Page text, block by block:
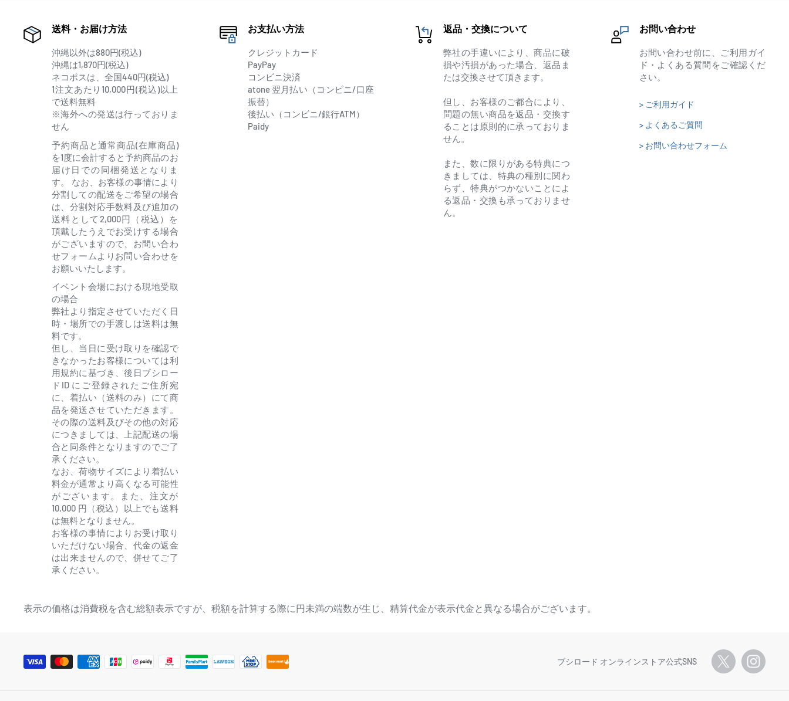
送料・お届け方法
沖縄以外は880円(税込)
沖縄は1,870円(税込)
ネコポスは、全国440円(税込)
1注文あたり10,000円(税込)以上
で送料無料
※海外への発送は行っておりま
せん
予約商品と通常商品(在庫商品)
を1度に会計すると予約商品のお
届け日での同梱発送となりま
す。 なお、お客様の事情により
分割しての配送をご希望の場合
は、分割対応手数料及び追加の
送料として2,000円（税込）を
頂戴したうえでお受けする場合
がございますので、お問い合わ
せフォームよりお問い合わせを
お願いいたします。
イベント会場における現地受取
の場合
弊社より指定させていただく日
時・場所での手渡しは送料は無
料です。
但し、当日に受け取りを確認で
きなかったお客様については利
用規約に基づき、後日ブシロー
ドID にご登録されたご住所宛
に、着払い（送料のみ）にて商
品を発送させていただきます。
その際の送料及びその他の対応
につきましては、上記配送の場
合と同条件となりますのでご了
承ください。
なお、荷物サイズにより着払い
料金が通常より高くなる可能性
がございます。また、注文が
10,000 円（税込）以上でも送料
は無料となりません。
お客様の事情によりお受け取り
いただけない場合、代金の返金
は出来ませんので、併せてご了
承ください。
お支払い方法
クレジットカード
PayPay
コンビニ決済
atone 翌月払い（コンビニ/口座
振替）
後払い（コンビニ/銀行ATM）
Paidy
返品・交換について
弊社の手違いにより、商品に破
損や汚損があった場合、返品ま
たは交換させて頂きます。
但し、お客様のご都合により、
問題の無い商品を返品・交換す
ることは原則的に承っておりま
せん。
また、数に限りがある特典につ
きましては、特典の種別に関わ
らず、特典がつかないことによ
る返品・交換も承っておりませ
ん。
お問い合わせ
お問い合わせ前に、ご利用ガイ
ド・よくある質問をご確認くだ
さい。
> ご利用ガイド
> よくあるご質問
> お問い合わせフォーム
表示の価格は消費税を含む総額表示ですが、税額を計算する際に円未満の端数が生じ、精算代金が表示代金と異なる場合がございます。
ブシロード オンラインストア公式SNS